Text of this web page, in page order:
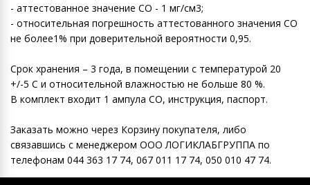
- аттестованное значение СО - 1 мг/см3;
- относительная погрешность аттестованного значения СО
не более1% при доверительной вероятности 0,95.
Срок хранения – 3 года, в помещении с температурой 20
+/-5 С и относительной влажностью не больше 80 %.
В комплект входит 1 ампула СО, инструкция, паспорт.
Заказать можно через Корзину покупателя, либо
связавшись с менеджером ООО ЛОГИКЛАБГРУППА по
телефонам 044 363 17 74, 067 011 17 74, 050 010 47 74.